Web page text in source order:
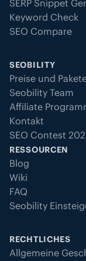
SERP Snippet
Keyword Check
SEO Compare
SEOBILITY
Preise und
Seobility Team
Affiliate
Kontakt
SEO Contest
RESSOURCEN
Blog
Wiki
FAQ
Seobility
RECHTLICHES
Allgemeine